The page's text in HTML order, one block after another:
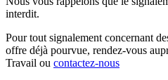
interdit.
Pour tout signalement concernant
offre déjà pourvue, rendez-vous
Travail ou contactez-nous